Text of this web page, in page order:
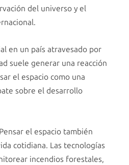
del universo y el
en un país atravesado por
suele generar una reacción
el espacio como una
sobre el desarrollo
el espacio también
cotidiana. Las tecnologías
incendios forestales,